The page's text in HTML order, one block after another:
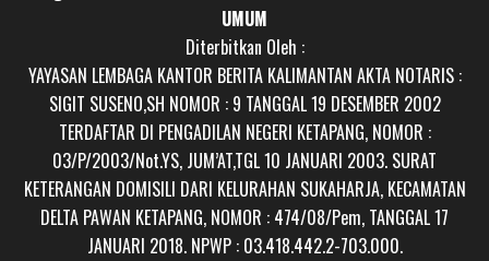
UMUM
Diterbitkan Oleh :
YAYASAN LEMBAGA KANTOR BERITA KALIMANTAN AKTA NOTARIS :
SIGIT SUSENO,SH NOMOR : 9 TANGGAL 19 DESEMBER 2002
TERDAFTAR DI PENGADILAN NEGERI KETAPANG, NOMOR :
03/P/2003/Not.YS, JUM’AT,TGL 10 JANUARI 2003. SURAT
KETERANGAN DOMISILI DARI KELURAHAN SUKAHARJA, KECAMATAN
DELTA PAWAN KETAPANG, NOMOR : 474/08/Pem, TANGGAL 17
JANUARI 2018. NPWP : 03.418.442.2-703.000.